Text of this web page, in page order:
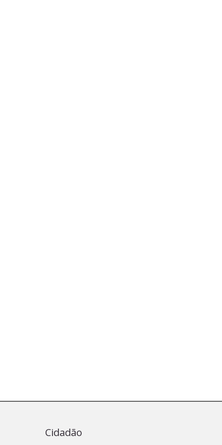
Cidadão